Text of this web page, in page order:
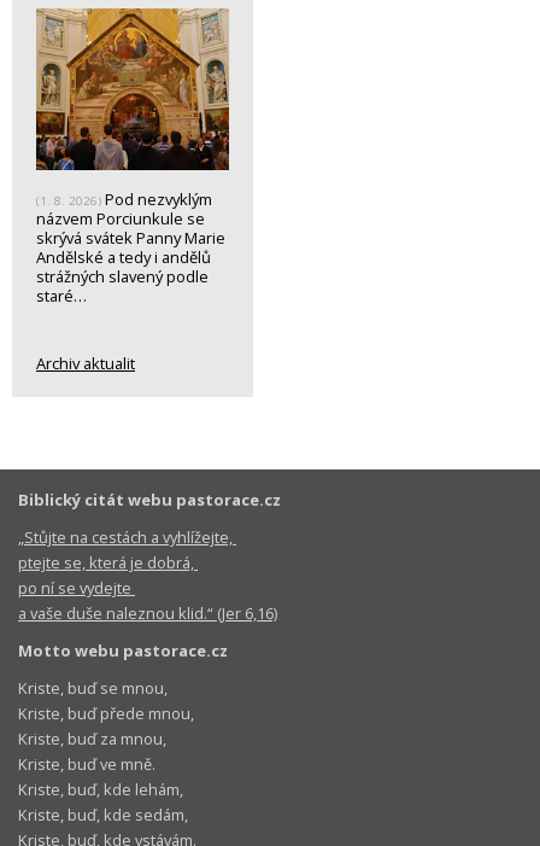
(1. 8. 2026) Pod nezvyklým
názvem Porciunkule se
skrývá svátek Panny Marie
Andělské a tedy i andělů
strážných slavený podle
staré…
Archiv aktualit
Biblický citát webu pastorace.cz
„Stůjte na cestách a vyhlížejte,
ptejte se, která je dobrá,
po ní se vydejte
a vaše duše naleznou klid.“ (Jer 6,16)
Motto webu pastorace.cz
Kriste, buď se mnou,
Kriste, buď přede mnou,
Kriste, buď za mnou,
Kriste, buď ve mně.
Kriste, buď, kde lehám,
Kriste, buď, kde sedám,
Kriste, buď, kde vstávám.